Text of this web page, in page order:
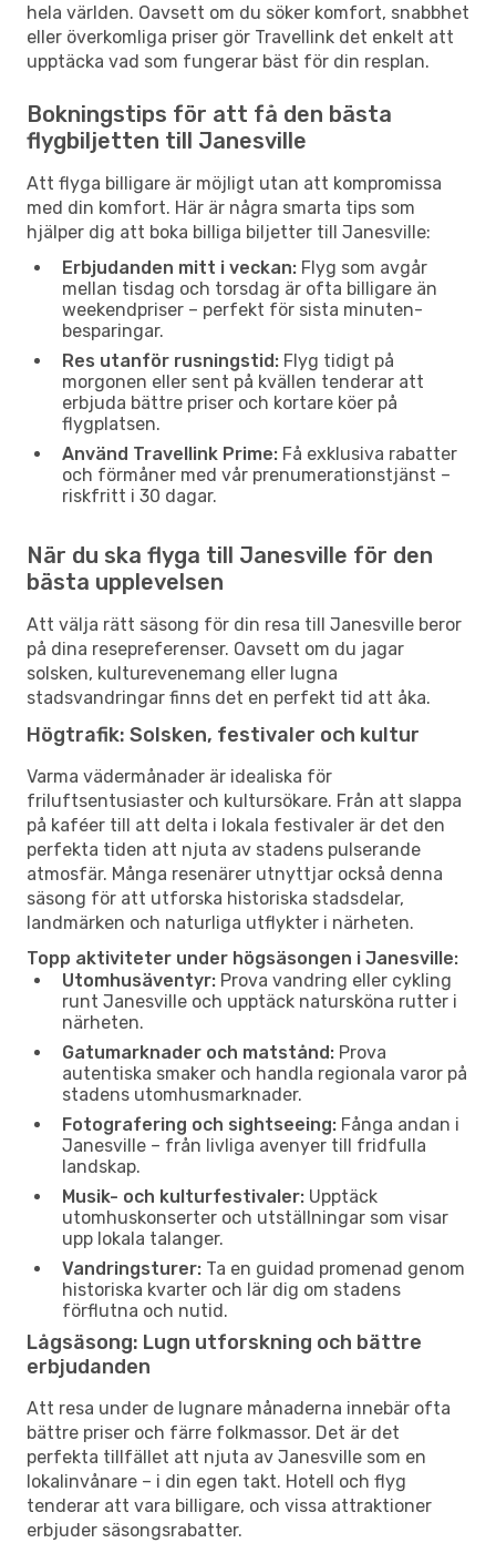
hela världen. Oavsett om du söker komfort, snabbhet
eller överkomliga priser gör Travellink det enkelt att
upptäcka vad som fungerar bäst för din resplan.
Bokningstips för att få den bästa
flygbiljetten till Janesville
Att flyga billigare är möjligt utan att kompromissa
med din komfort. Här är några smarta tips som
hjälper dig att boka billiga biljetter till Janesville:
Erbjudanden mitt i veckan: Flyg som avgår
mellan tisdag och torsdag är ofta billigare än
weekendpriser – perfekt för sista minuten-
besparingar.
Res utanför rusningstid: Flyg tidigt på
morgonen eller sent på kvällen tenderar att
erbjuda bättre priser och kortare köer på
flygplatsen.
Använd Travellink Prime: Få exklusiva rabatter
och förmåner med vår prenumerationstjänst –
riskfritt i 30 dagar.
När du ska flyga till Janesville för den
bästa upplevelsen
Att välja rätt säsong för din resa till Janesville beror
på dina resepreferenser. Oavsett om du jagar
solsken, kulturevenemang eller lugna
stadsvandringar finns det en perfekt tid att åka.
Högtrafik: Solsken, festivaler och kultur
Varma vädermånader är idealiska för
friluftsentusiaster och kultursökare. Från att slappa
på kaféer till att delta i lokala festivaler är det den
perfekta tiden att njuta av stadens pulserande
atmosfär. Många resenärer utnyttjar också denna
säsong för att utforska historiska stadsdelar,
landmärken och naturliga utflykter i närheten.
Topp aktiviteter under högsäsongen i Janesville:
Utomhusäventyr: Prova vandring eller cykling
runt Janesville och upptäck natursköna rutter i
närheten.
Gatumarknader och matstånd: Prova
autentiska smaker och handla regionala varor på
stadens utomhusmarknader.
Fotografering och sightseeing: Fånga andan i
Janesville – från livliga avenyer till fridfulla
landskap.
Musik- och kulturfestivaler: Upptäck
utomhuskonserter och utställningar som visar
upp lokala talanger.
Vandringsturer: Ta en guidad promenad genom
historiska kvarter och lär dig om stadens
förflutna och nutid.
Lågsäsong: Lugn utforskning och bättre
erbjudanden
Att resa under de lugnare månaderna innebär ofta
bättre priser och färre folkmassor. Det är det
perfekta tillfället att njuta av Janesville som en
lokalinvånare – i din egen takt. Hotell och flyg
tenderar att vara billigare, och vissa attraktioner
erbjuder säsongsrabatter.